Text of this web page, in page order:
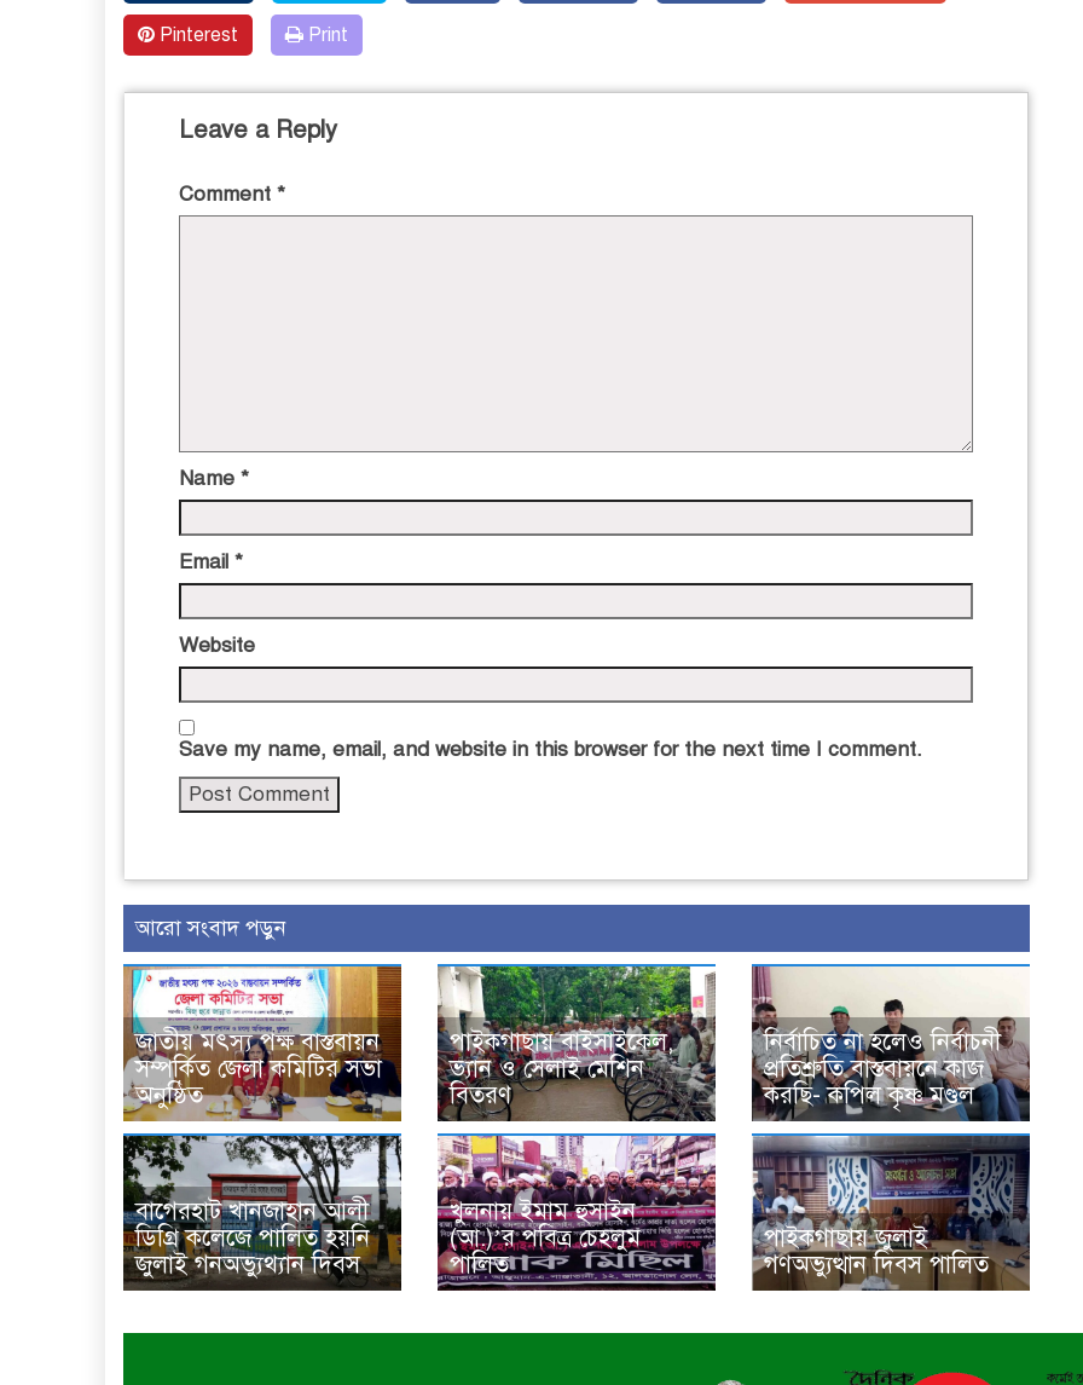
Pinterest Print
Leave a Reply
Comment *
Name *
Email *
Website
Save my name, email, and website in this browser for the next time I comment.
আরো সংবাদ পড়ুন
জাতীয় মৎস্য পক্ষ বাস্তবায়ন
সম্পর্কিত জেলা কমিটির সভা
অনুষ্ঠিত
পাইকগাছায় বাইসাইকেল,
ভ্যান ও সেলাই মেশিন
বিতরণ
নির্বাচিত না হলেও নির্বাচনী
প্রতিশ্রুতি বাস্তবায়নে কাজ
করছি- কপিল কৃষ্ণ মণ্ডল
বাগেরহাট খানজাহান আলী
ডিগ্রি কলেজে পালিত হয়নি
জুলাই গনঅভ্যুথ্যান দিবস
খুলনায় ইমাম হুসাইন
(আ.)’র পবিত্র চেহলুম
পালিত
পাইকগাছায় জুলাই
গণঅভ্যুত্থান দিবস পালিত